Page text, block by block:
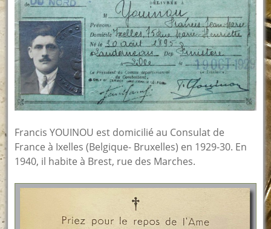
Francis YOUINOU est domicilié au Consulat de
France à Ixelles (Belgique- Bruxelles) en 1929-30. En
1940, il habite à Brest, rue des Marches.